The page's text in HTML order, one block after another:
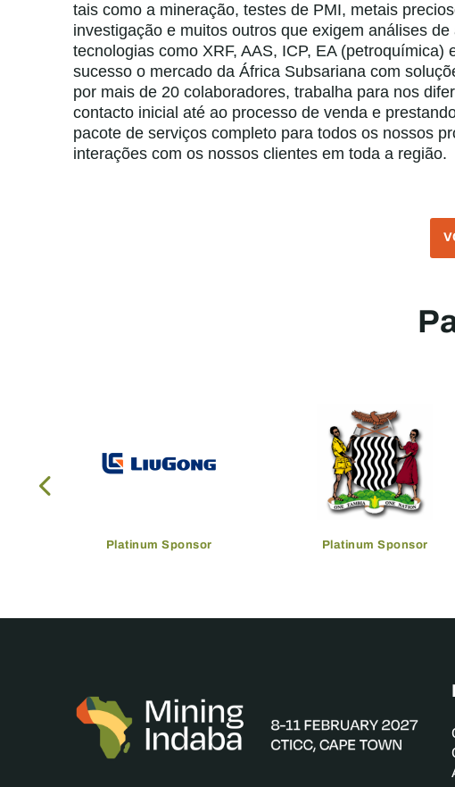
tais como a mineração, testes de PMI, metais
investigação e muitos outros que exigem análises
tecnologias como XRF, AAS, ICP, EA
sucesso o mercado da África Subsariana com
por mais de 20 colaboradores, trabalha para nos
contacto inicial até ao processo de venda e
pacote de serviços completo para todos os nossos
interações com os nossos clientes em toda a região.
Platinum Sponsor Platinum Sponsor